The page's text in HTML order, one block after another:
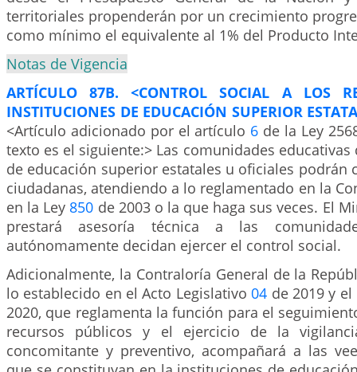
territoriales propenderán por un crecimiento
como mínimo el equivalente al 1% del Producto
Notas de Vigencia
ARTÍCULO 87B. <CONTROL SOCIAL A LOS
INSTITUCIONES DE EDUCACIÓN SUPERIOR
<Artículo adicionado por el artículo 6 de la Ley
texto es el siguiente:> Las comunidades
de educación superior estatales u oficiales podrán
ciudadanas, atendiendo a lo reglamentado en la
en la Ley 850 de 2003 o la que haga sus veces. El
prestará asesoría técnica a las
autónomamente decidan ejercer el control social.
Adicionalmente, la Contraloría General de la
lo establecido en el Acto Legislativo04 de 2019 y
2020, que reglamenta la función para el
recursos públicos y el ejercicio de la
concomitante y preventivo, acompañará a las